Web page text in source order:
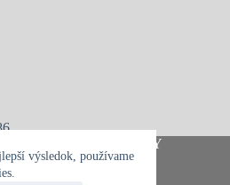
výsledok, používame
PRIVACY